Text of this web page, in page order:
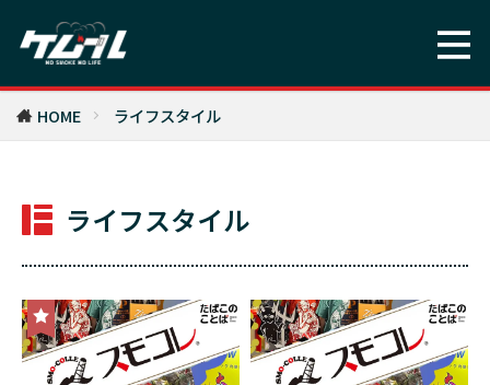
樹海
歴史的事件
注意点
浅田舞
海の上のピアニスト
漆
漢 漫画
熱血硬派くにおくん
燻製器
片平里菜
版画家
物語工房 特徴
特撮
HOME ライフスタイル
ライフスタイル